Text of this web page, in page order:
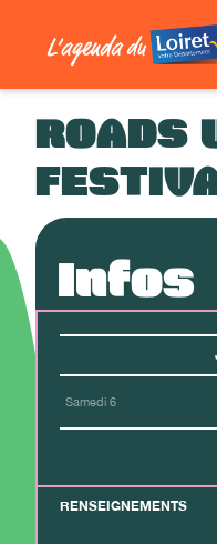
ROADS
Infos
Samedi 6
RENSEIGNEMENTS